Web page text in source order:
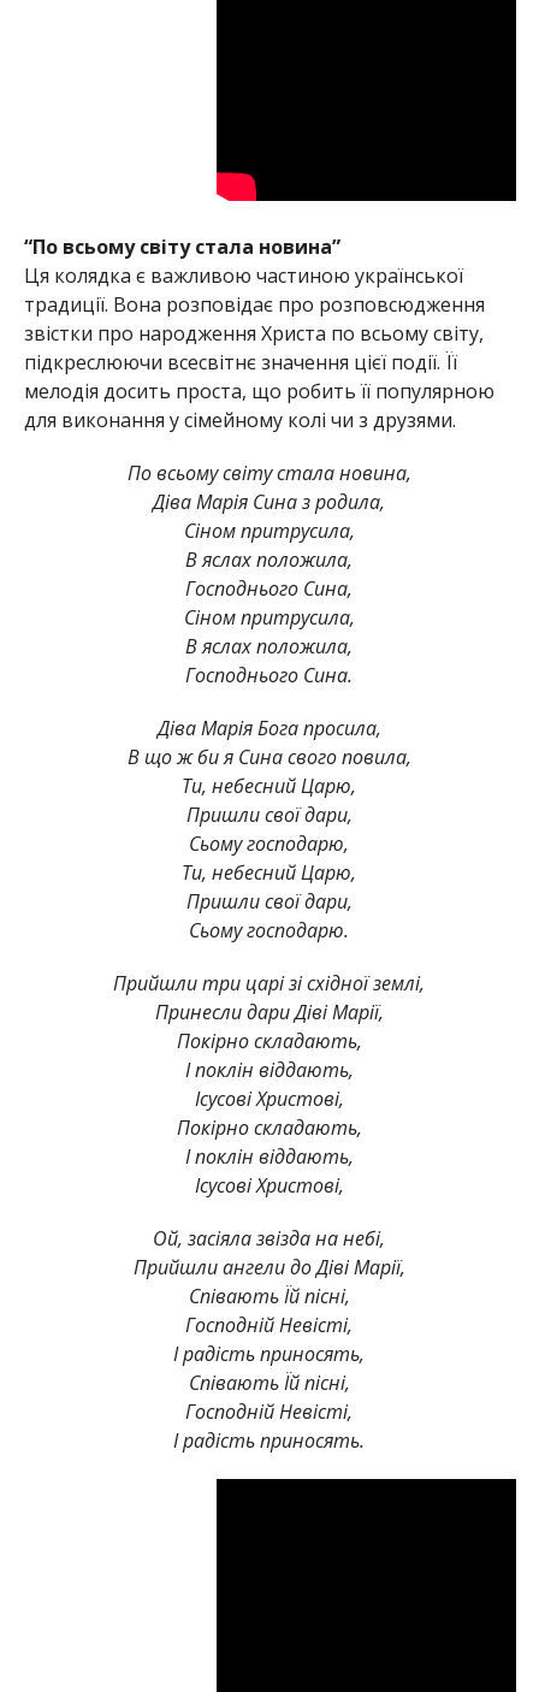
“По всьому світу стала новина”
Ця колядка є важливою частиною української
традиції. Вона розповідає про розповсюдження
звістки про народження Христа по всьому світу,
підкреслюючи всесвітнє значення цієї події. Її
мелодія досить проста, що робить її популярною
для виконання у сімейному колі чи з друзями.
По всьому світу стала новина,
Діва Марія Сина з родила,
Сіном притрусила,
В яслах положила,
Господнього Сина,
Сіном притрусила,
В яслах положила,
Господнього Сина.
Діва Марія Бога просила,
В що ж би я Сина свого повила,
Ти, небесний Царю,
Пришли свої дари,
Сьому господарю,
Ти, небесний Царю,
Пришли свої дари,
Сьому господарю.
Прийшли три царі зі східної землі,
Принесли дари Діві Марії,
Покірно складають,
І поклін віддають,
Ісусові Христові,
Покірно складають,
І поклін віддають,
Ісусові Христові,
Ой, засіяла звізда на небі,
Прийшли ангели до Діві Марії,
Співають Їй пісні,
Господній Невісті,
І радість приносять,
Співають Їй пісні,
Господній Невісті,
І радість приносять.